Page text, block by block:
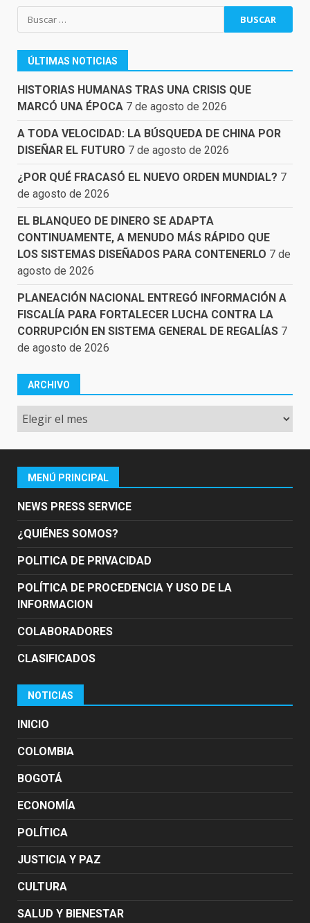
Buscar:
ÚLTIMAS NOTICIAS
HISTORIAS HUMANAS TRAS UNA CRISIS QUE
MARCÓ UNA ÉPOCA 7 de agosto de 2026
A TODA VELOCIDAD: LA BÚSQUEDA DE CHINA POR
DISEÑAR EL FUTURO 7 de agosto de 2026
¿POR QUÉ FRACASÓ EL NUEVO ORDEN MUNDIAL? 7
de agosto de 2026
EL BLANQUEO DE DINERO SE ADAPTA
CONTINUAMENTE, A MENUDO MÁS RÁPIDO QUE
LOS SISTEMAS DISEÑADOS PARA CONTENERLO 7 de
agosto de 2026
PLANEACIÓN NACIONAL ENTREGÓ INFORMACIÓN A
FISCALÍA PARA FORTALECER LUCHA CONTRA LA
CORRUPCIÓN EN SISTEMA GENERAL DE REGALÍAS 7
de agosto de 2026
ARCHIVO
Archivo
MENÚ PRINCIPAL
NEWS PRESS SERVICE
¿QUIÉNES SOMOS?
POLITICA DE PRIVACIDAD
POLÍTICA DE PROCEDENCIA Y USO DE LA
INFORMACION
COLABORADORES
CLASIFICADOS
NOTICIAS
INICIO
COLOMBIA
BOGOTÁ
ECONOMÍA
POLÍTICA
JUSTICIA Y PAZ
CULTURA
SALUD Y BIENESTAR